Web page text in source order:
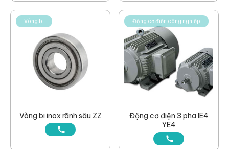
Vòng bi
Vòng bi inox rãnh sâu ZZ
Động cơ điện công nghiệp
Động cơ điện 3 pha IE4
YE4